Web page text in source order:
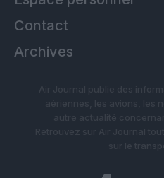
Contact
Archives